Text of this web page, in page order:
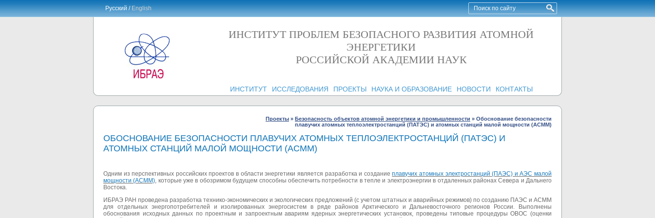
Русский /English
ИНСТИТУТ ПРОБЛЕМ БЕЗОПАСНОГО РАЗВИТИЯ АТОМНОЙ
ЭНЕРГЕТИКИ
РОССИЙСКОЙ АКАДЕМИИ НАУК
ИНСТИТУТ ИССЛЕДОВАНИЯ ПРОЕКТЫ НАУКА И ОБРАЗОВАНИЕ НОВОСТИ КОНТАКТЫ
Проекты » Безопасность объектов атомной энергетики и промышленности » Обоснование безопасности
плавучих атомных теплоэлектростанций (ПАТЭС) и атомных станций малой мощности (АСММ)
ОБОСНОВАНИЕ БЕЗОПАСНОСТИ ПЛАВУЧИХ АТОМНЫХ ТЕПЛОЭЛЕКТРОСТАНЦИЙ (ПАТЭС) И
АТОМНЫХ СТАНЦИЙ МАЛОЙ МОЩНОСТИ (АСММ)
Одним из перспективных российских проектов в области энергетики является разработка и созданиеплавучих атомных электростанций (ПАЭС) и АЭС малой
мощности (АСММ), которые уже в обозримом будущем способны обеспечить потребности в тепле и электроэнергии в отдаленных районах Севера и Дальнего
Востока.
ИБРАЭ РАН проведена разработка технико-экономических и экологических предложений (с учетом штатных и аварийных режимов) по созданию ПАЭС и АСММ
для отдельных энергопотребителей и изолированных энергосистем в ряде районов Арктического и Дальневосточного регионов России. Выполнены
обоснования исходных данных по проектным и запроектным авариям ядерных энергетических установок, проведены типовые процедуры ОВОС (оценки